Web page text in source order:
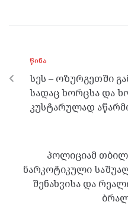
o
o
k
er m
ᲬᲘᲜᲐ
სეს – ოზურგეთში
სადაც ხორცსა და
კუსტარულად
პოლიციამ
ნარკოტიკული
შენახვისა და